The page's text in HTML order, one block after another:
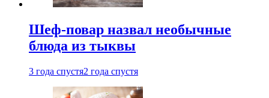
Шеф-повар назвал необычные
блюда из тыквы
3 года спустя2 года спустя